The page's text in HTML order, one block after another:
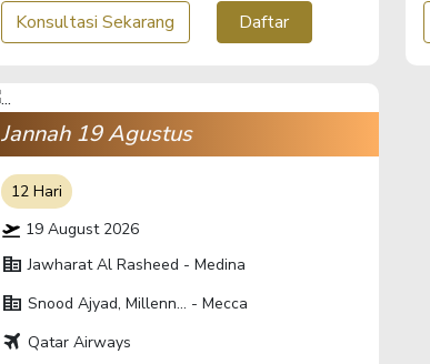
Konsultasi Sekarang Daftar
Jannah 19 Agustus
12 Hari
19 August 2026
corporate_fare Jawharat Al Rasheed - Medina
corporate_fare Snood Ajyad, Millenn... - Mecca
travel Qatar Airways